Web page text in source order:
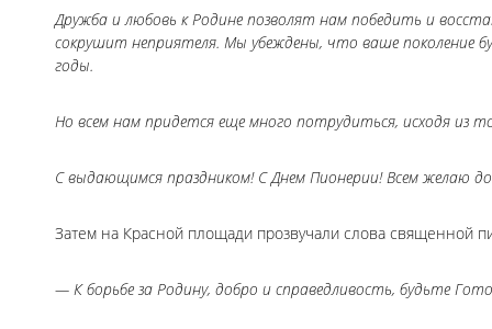
Дружба и любовь к Родине позволят нам победить и
сокрушит неприятеля. Мы убеждены, что ваше поколение
годы.
Но всем нам придется еще много потрудиться, исходя из
С выдающимся праздником! С Днем Пионерии! Всем желаю
Затем на Красной площади прозвучали слова священной
— К борьбе за Родину, добро и справедливость, будьте